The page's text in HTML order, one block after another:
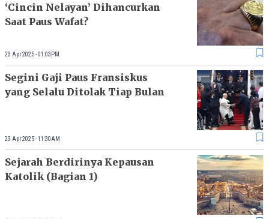
‘Cincin Nelayan’ Dihancurkan
Saat Paus Wafat?
23 Apr 2025 - 01:03PM
Segini Gaji Paus Fransiskus
yang Selalu Ditolak Tiap Bulan
23 Apr 2025 - 11:30AM
Sejarah Berdirinya Kepausan
Katolik (Bagian 1)